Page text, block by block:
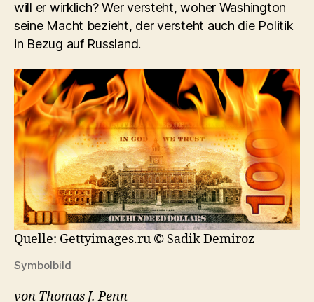
will er wirklich? Wer versteht, woher Washington
seine Macht bezieht, der versteht auch die Politik
in Bezug auf Russland.
Quelle: Gettyimages.ru © Sadik Demiroz
Symbolbild
von Thomas J. Penn